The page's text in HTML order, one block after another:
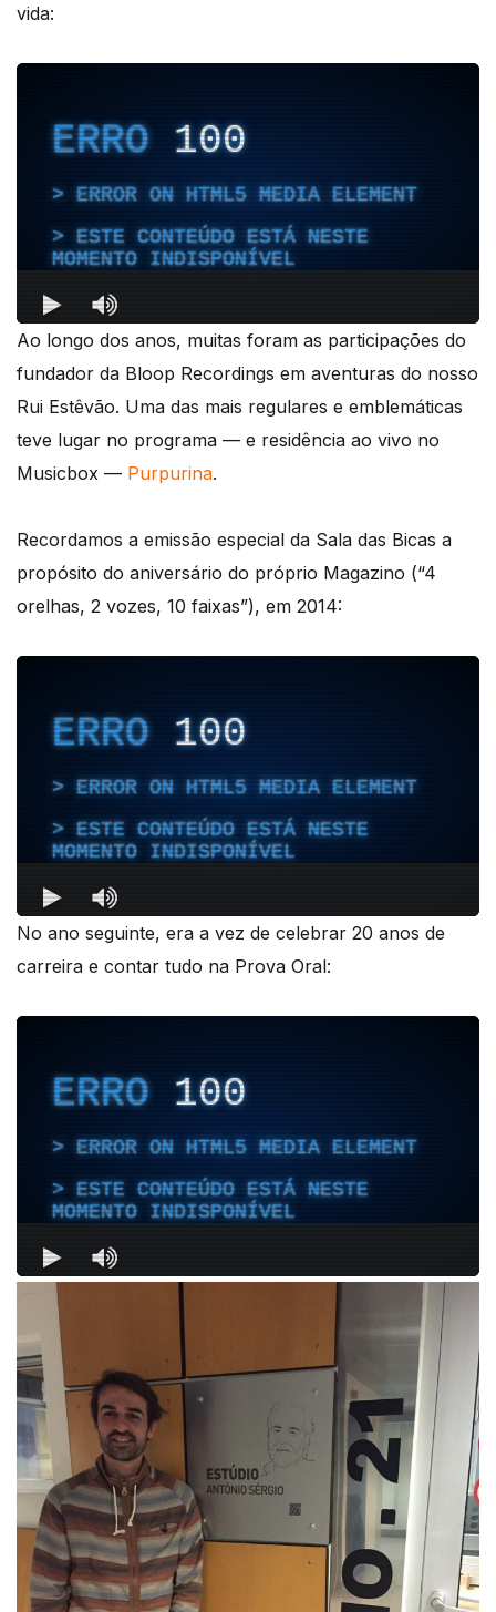
vida:
Ao longo dos anos, muitas foram as participações do
fundador da Bloop Recordings em aventuras do nosso
Rui Estêvão. Uma das mais regulares e emblemáticas
teve lugar no programa — e residência ao vivo no
Musicbox — Purpurina.
Recordamos a emissão especial da Sala das Bicas a
propósito do aniversário do próprio Magazino (“4
orelhas, 2 vozes, 10 faixas”), em 2014:
No ano seguinte, era a vez de celebrar 20 anos de
carreira e contar tudo na Prova Oral: